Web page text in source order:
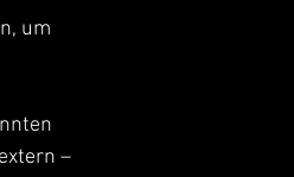
um
–